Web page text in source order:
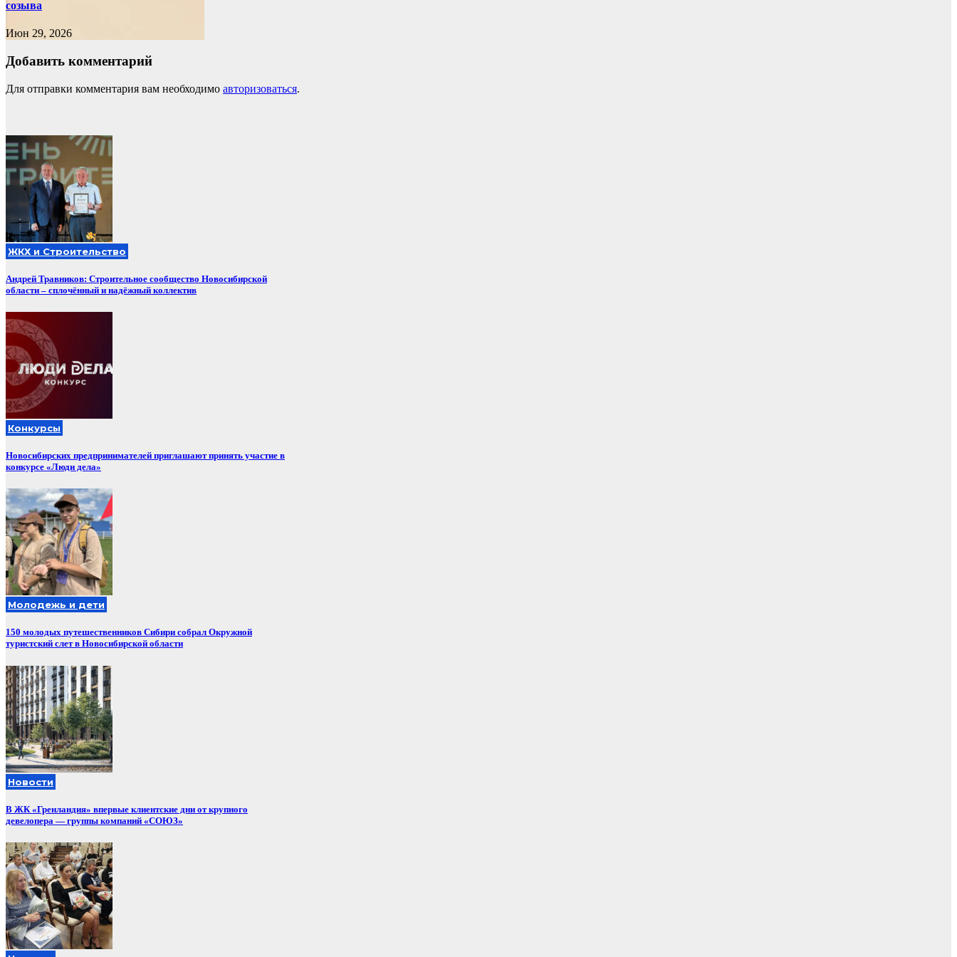
созыва
Июн 29, 2026
Добавить комментарий
Для отправки комментария вам необходимо авторизоваться.
ЖКХ и Строительство
Андрей Травников: Строительное сообщество Новосибирской
области – сплочённый и надёжный коллектив
Конкурсы
Новосибирских предпринимателей приглашают принять участие в
конкурсе «Люди дела»
Молодежь и дети
150 молодых путешественников Сибири собрал Окружной
туристский слет в Новосибирской области
Новости
В ЖК «Гренландия» впервые клиентские дни от крупного
девелопера — группы компаний «СОЮЗ»